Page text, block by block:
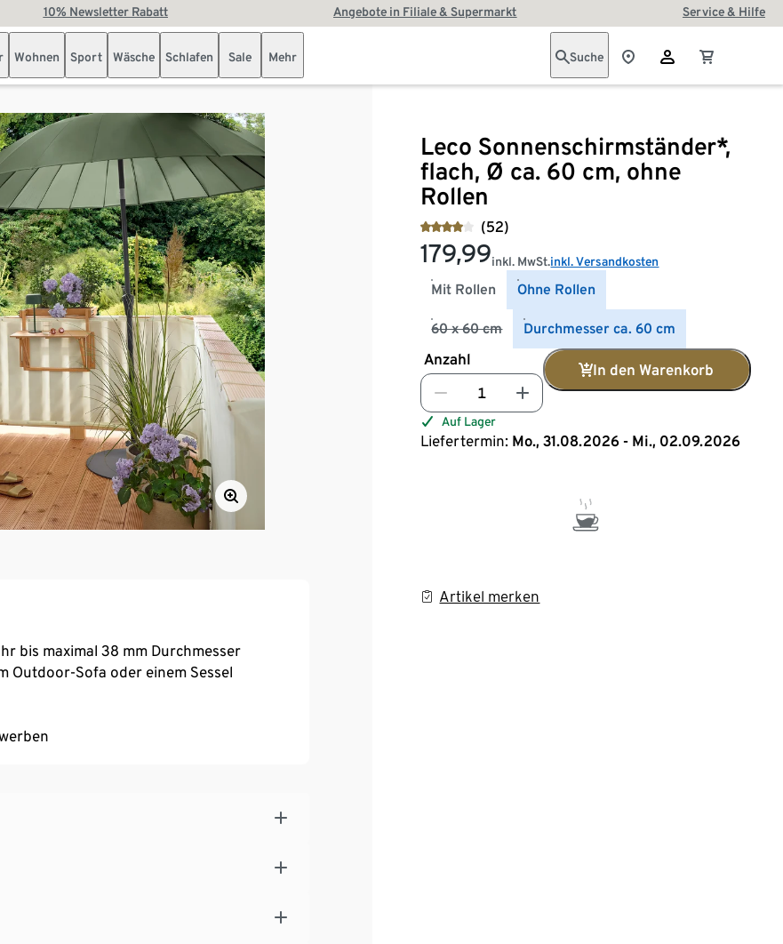
10% Newsletter Rabatt Angebote in Filiale & Supermarkt Service & Hilfe
Wohnen Sport Wäsche Schlafen Sale Mehr Suche
Leco Sonnenschirmständer*,
flach, Ø ca. 60 cm, ohne
Rollen
(52)
179,99inkl. MwSt.inkl. Versandkosten
Mit Rollen Ohne Rollen
60 x 60 cm Durchmesser ca. 60 cm
Anzahl
In den Warenkorb
Auf Lager
Liefertermin: Mo., 31.08.2026 - Mi., 02.09.2026
Artikel merken
bis maximal 38 mm Durchmesser
Outdoor-Sofa oder einem Sessel